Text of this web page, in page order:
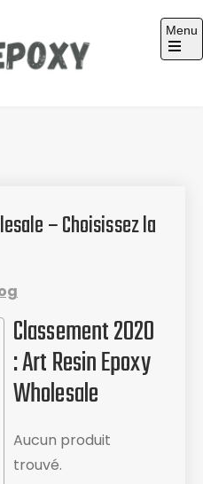
Menu
– Choisissez la
Classement 2020
: Art Resin Epoxy
Wholesale
Aucun produit
trouvé.